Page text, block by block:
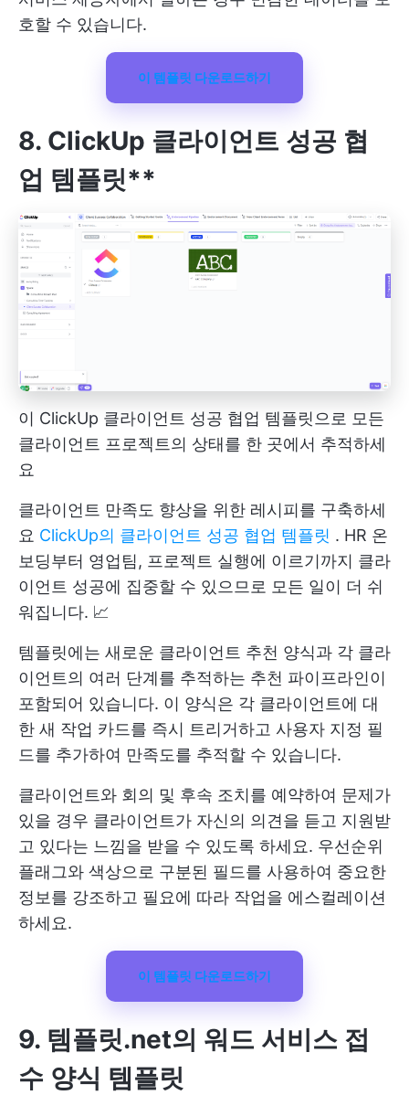
호할 수 있습니다.
이 템플릿 다운로드하기
8. ClickUp 클라이언트 성공 협
업 템플릿**
이 ClickUp 클라이언트 성공 협업 템플릿으로 모든
클라이언트 프로젝트의 상태를 한 곳에서 추적하세
요
클라이언트 만족도 향상을 위한 레시피를 구축하세
요 ClickUp의 클라이언트 성공 협업 템플릿 . HR 온
보딩부터 영업팀, 프로젝트 실행에 이르기까지 클라
이언트 성공에 집중할 수 있으므로 모든 일이 더 쉬
워집니다. 📈
템플릿에는 새로운 클라이언트 추천 양식과 각 클라
이언트의 여러 단계를 추적하는 추천 파이프라인이
포함되어 있습니다. 이 양식은 각 클라이언트에 대
한 새 작업 카드를 즉시 트리거하고 사용자 지정 필
드를 추가하여 만족도를 추적할 수 있습니다.
클라이언트와 회의 및 후속 조치를 예약하여 문제가
있을 경우 클라이언트가 자신의 의견을 듣고 지원받
고 있다는 느낌을 받을 수 있도록 하세요. 우선순위
플래그와 색상으로 구분된 필드를 사용하여 중요한
정보를 강조하고 필요에 따라 작업을 에스컬레이션
하세요.
이 템플릿 다운로드하기
9. 템플릿.net의 워드 서비스 접
수 양식 템플릿